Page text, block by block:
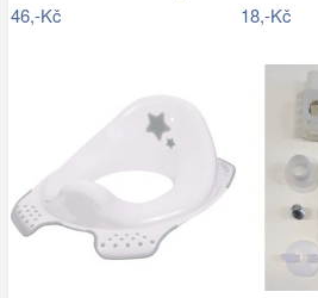
46,-Kč 18,-Kč